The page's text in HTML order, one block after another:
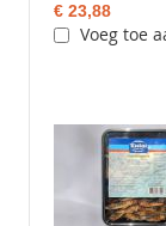
€ 23,88
Voeg toe